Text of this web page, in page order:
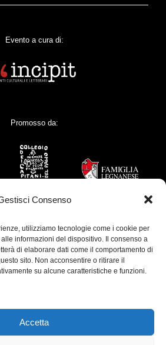
Consenso
utilizziamo tecnologie come i cookie per
informazioni del dispositivo. Il consenso a
di elaborare dati come il comportamento di
sito. Non acconsentire o ritirare il
su alcune caratteristiche e funzioni.
Accetta
Evento a cura di:
Promosso da:
Con il contributo di:
Sponsor Tecnici: